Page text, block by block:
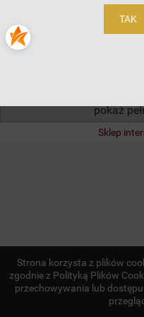
TAK
Strona korzysta z plików
zgodnie z Polityką Plików
przechowywania lub
pokaż
Sklep